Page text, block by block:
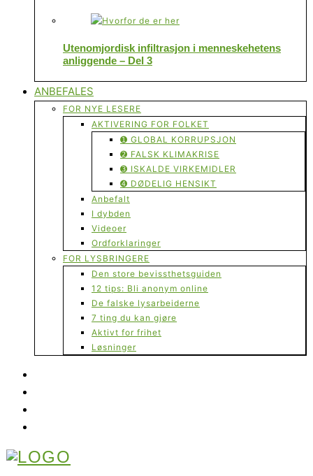
Utenomjordisk infiltrasjon i menneskehetens
anliggende – Del 3
ANBEFALES
FOR NYE LESERE
AKTIVERING FOR FOLKET
➊ GLOBAL KORRUPSJON
➋ FALSK KLIMAKRISE
➌ ISKALDE VIRKEMIDLER
➍ DØDELIG HENSIKT
Anbefalt
I dybden
Videoer
Ordforklaringer
FOR LYSBRINGERE
Den store bevissthetsguiden
12 tips: Bli anonym online
De falske lysarbeiderne
7 ting du kan gjøre
Aktivt for frihet
Løsninger